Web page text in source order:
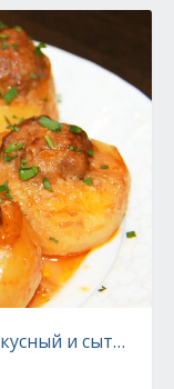
и сытный